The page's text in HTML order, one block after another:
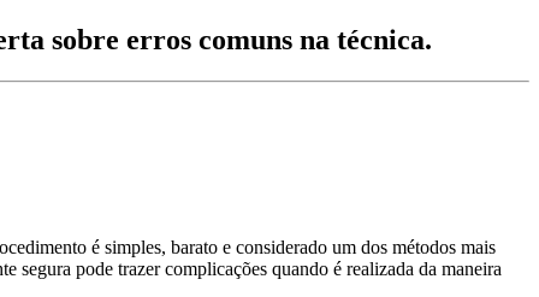
sobre erros comuns na técnica.
é simples, barato e considerado um dos métodos mais
segura pode trazer complicações quando é realizada da maneira